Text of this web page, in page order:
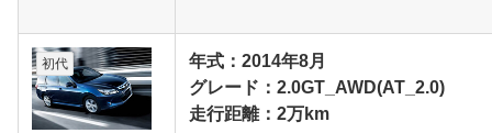
初代
年式：2014年8月
グレード：2.0GT_AWD(AT_2.0)
走行距離：2万km